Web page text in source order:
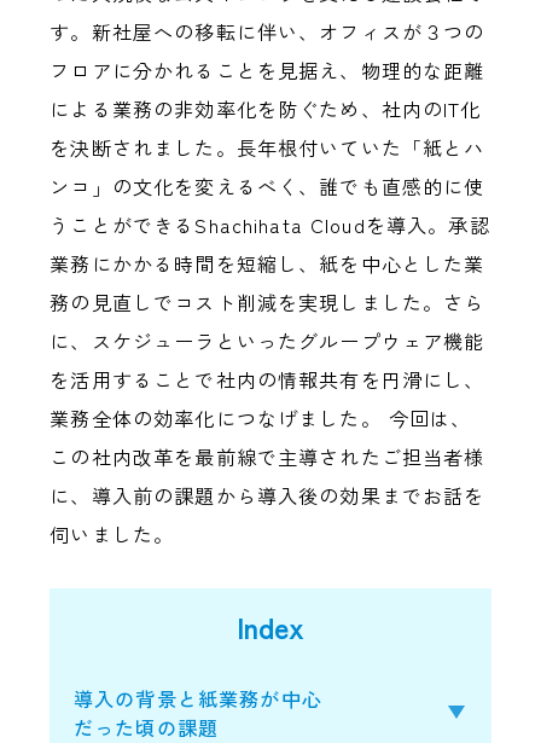
す。新社屋への移転に伴い、オフィスが３つの
フロアに分かれることを見据え、物理的な距離
による業務の非効率化を防ぐため、社内のIT化
を決断されました。長年根付いていた「紙とハ
ンコ」の文化を変えるべく、誰でも直感的に使
うことができるShachihata Cloudを導入。承認
業務にかかる時間を短縮し、紙を中心とした業
務の見直しでコスト削減を実現しました。さら
に、スケジューラといったグループウェア機能
を活用することで社内の情報共有を円滑にし、
業務全体の効率化につなげました。 今回は、
この社内改革を最前線で主導されたご担当者様
に、導入前の課題から導入後の効果までお話を
伺いました。
Index
導入の背景と紙業務が中心
だった頃の課題